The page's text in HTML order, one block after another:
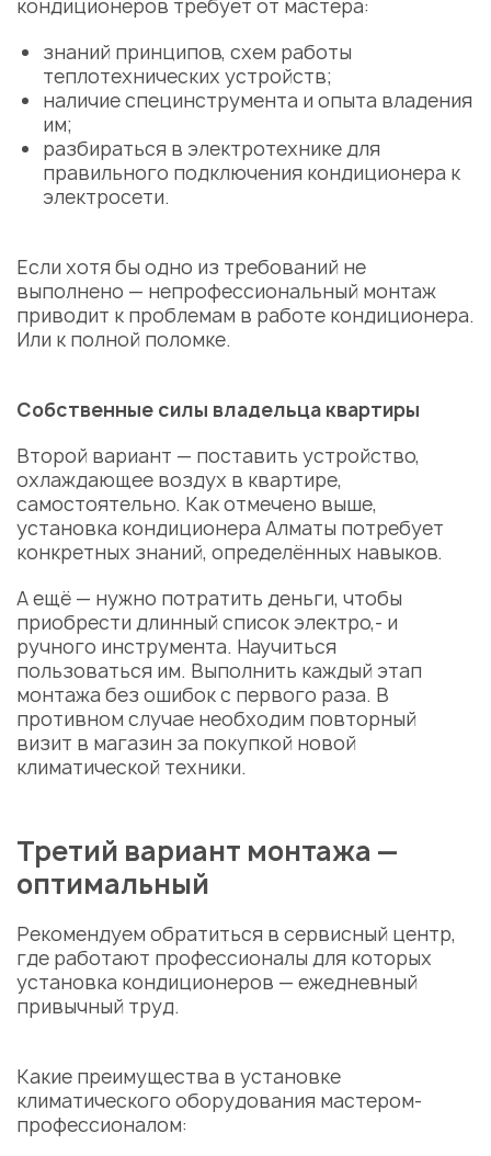
кондиционеров требует от мастера:
знаний принципов, схем работы
теплотехнических устройств;
наличие специнструмента и опыта владения
им;
разбираться в электротехнике для
правильного подключения кондиционера к
электросети.
Если хотя бы одно из требований не
выполнено — непрофессиональный монтаж
приводит к проблемам в работе кондиционера.
Или к полной поломке.
Собственные силы владельца квартиры
Второй вариант — поставить устройство,
охлаждающее воздух в квартире,
самостоятельно. Как отмечено выше,
установка кондиционера Алматы потребует
конкретных знаний, определённых навыков.
А ещё — нужно потратить деньги, чтобы
приобрести длинный список электро,- и
ручного инструмента. Научиться
пользоваться им. Выполнить каждый этап
монтажа без ошибок с первого раза. В
противном случае необходим повторный
визит в магазин за покупкой новой
климатической техники.
Третий вариант монтажа —
оптимальный
Рекомендуем обратиться в сервисный центр,
где работают профессионалы для которых
установка кондиционеров — ежедневный
привычный труд.
Какие преимущества в установке
климатического оборудования мастером-
профессионалом: